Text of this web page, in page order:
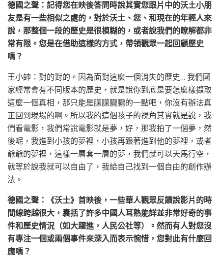
德國之聲：記得您在映後答問時說其實您跟片中的沃土小朋
友是有一些相似之處的，對於沃土、您、和現在的年輕人來
說，那整個一段的歷史是很模糊的，或者說我們的瞭解都非
常有限。您是在借助這樣的方式，帶領觀眾一起回顧歷史
嗎？
王小帥：對的對的。因為面對這麼一個消失的歷史… 我們國
家經常會有不同版本的歷史，就是說你到底是要怎麼樣擷取
這麼一個真相，那只能是朦朦朧朧的一點吧，你沒有辦法真
正回到現場的啊。所以我的這個孩子的視角其實就是說，我
們看電影，我們常說電影就是夢，好，那我拍了一個夢，然
後呢，我進到小孩的夢裡，小孩再跟著進到他的夢裡，或者
爺爺的夢裡，這樣一層套一層的夢，我們就可以天馬行空，
就等於說我就可以自由了，我給自己找到一個自由的創作辦
法。
德國之聲：《沃土》首映後，一些華人觀眾反饋說影片的時
間線跨越很大，囊括了許多中國人耳熟能詳並非常好奇的事
件和歷史情況（如大躍進，人民公社等）。然而有人對您沒
有專注一個或兩個事件來深入而表示惋惜，您對此有什麼回
應嗎？